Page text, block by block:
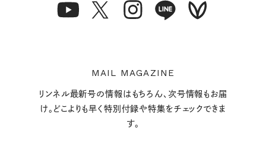
MAIL MAGAZINE
リンネル最新号の情報はもちろん、次号情報もお届
け。どこよりも早く特別付録や特集をチェックできま
す。